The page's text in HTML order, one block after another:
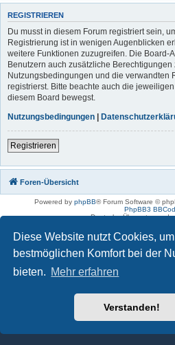
Diese Website nutzt Cookies,
bestmöglichen Komfort bei der
bieten. Mehr erfahren
Verstanden!
REGISTRIEREN
Du musst in diesem Forum registriert sein,
Registrierung ist in wenigen Augenblicken
weitere Funktionen zuzugreifen. Die Board-
Benutzern auch zusätzliche
Nutzungsbedingungen und die verwandten
registrierst. Bitte beachte auch die
diesem Board bewegst.
Nutzungsbedingungen |
Registrieren
Foren-Übersicht
Powered by phpBB® Forum Software ©
PhpBB3
Deutsche Übersetzung